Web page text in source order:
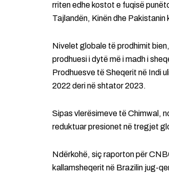
rriten edhe kostot e fuqisë
Tajlandën, Kinën dhe
Nivelet globale të prodhimit
prodhuesi i dytë më i madh i
Prodhuesve të Sheqerit në Indi
2022 deri në shtator 2023.
Sipas vlerësimeve të Chimwal,
reduktuar presionet në tregjet
Ndërkohë, siç raporton për
kallamsheqerit në Brazilin jug-